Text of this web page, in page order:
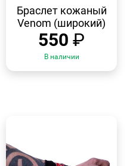
Браслет кожаный
Venom (широкий)
550 ₽
В наличии